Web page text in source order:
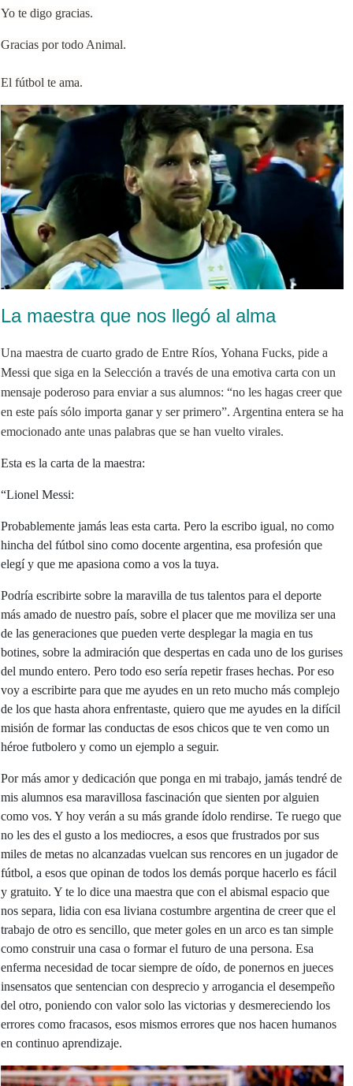
Yo te digo gracias.
Gracias por todo Animal.
El fútbol te ama.
La maestra que nos llegó al alma
Una maestra de cuarto grado de Entre Ríos, Yohana Fucks, pide a
Messi que siga en la Selección a través de una emotiva carta con un
mensaje poderoso para enviar a sus alumnos: “no les hagas creer que
en este país sólo importa ganar y ser primero”. Argentina entera se ha
emocionado ante unas palabras que se han vuelto virales.
Esta es la carta de la maestra:
“Lionel Messi:
Probablemente jamás leas esta carta. Pero la escribo igual, no como
hincha del fútbol sino como docente argentina, esa profesión que
elegí y que me apasiona como a vos la tuya.
Podría escribirte sobre la maravilla de tus talentos para el deporte
más amado de nuestro país, sobre el placer que me moviliza ser una
de las generaciones que pueden verte desplegar la magia en tus
botines, sobre la admiración que despertas en cada uno de los gurises
del mundo entero. Pero todo eso sería repetir frases hechas. Por eso
voy a escribirte para que me ayudes en un reto mucho más complejo
de los que hasta ahora enfrentaste, quiero que me ayudes en la difícil
misión de formar las conductas de esos chicos que te ven como un
héroe futbolero y como un ejemplo a seguir.
Por más amor y dedicación que ponga en mi trabajo, jamás tendré de
mis alumnos esa maravillosa fascinación que sienten por alguien
como vos. Y hoy verán a su más grande ídolo rendirse. Te ruego que
no les des el gusto a los mediocres, a esos que frustrados por sus
miles de metas no alcanzadas vuelcan sus rencores en un jugador de
fútbol, a esos que opinan de todos los demás porque hacerlo es fácil
y gratuito. Y te lo dice una maestra que con el abismal espacio que
nos separa, lidia con esa liviana costumbre argentina de creer que el
trabajo de otro es sencillo, que meter goles en un arco es tan simple
como construir una casa o formar el futuro de una persona. Esa
enferma necesidad de tocar siempre de oído, de ponernos en jueces
insensatos que sentencian con desprecio y arrogancia el desempeño
del otro, poniendo con valor solo las victorias y desmereciendo los
errores como fracasos, esos mismos errores que nos hacen humanos
en continuo aprendizaje.